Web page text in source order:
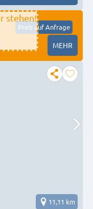
stehen!
Preis auf Anfrage
MEHR
11,11 km